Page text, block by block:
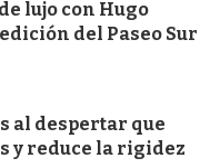
lujo con Hugo
del Paseo Sur
al despertar que
y reduce la rigidez